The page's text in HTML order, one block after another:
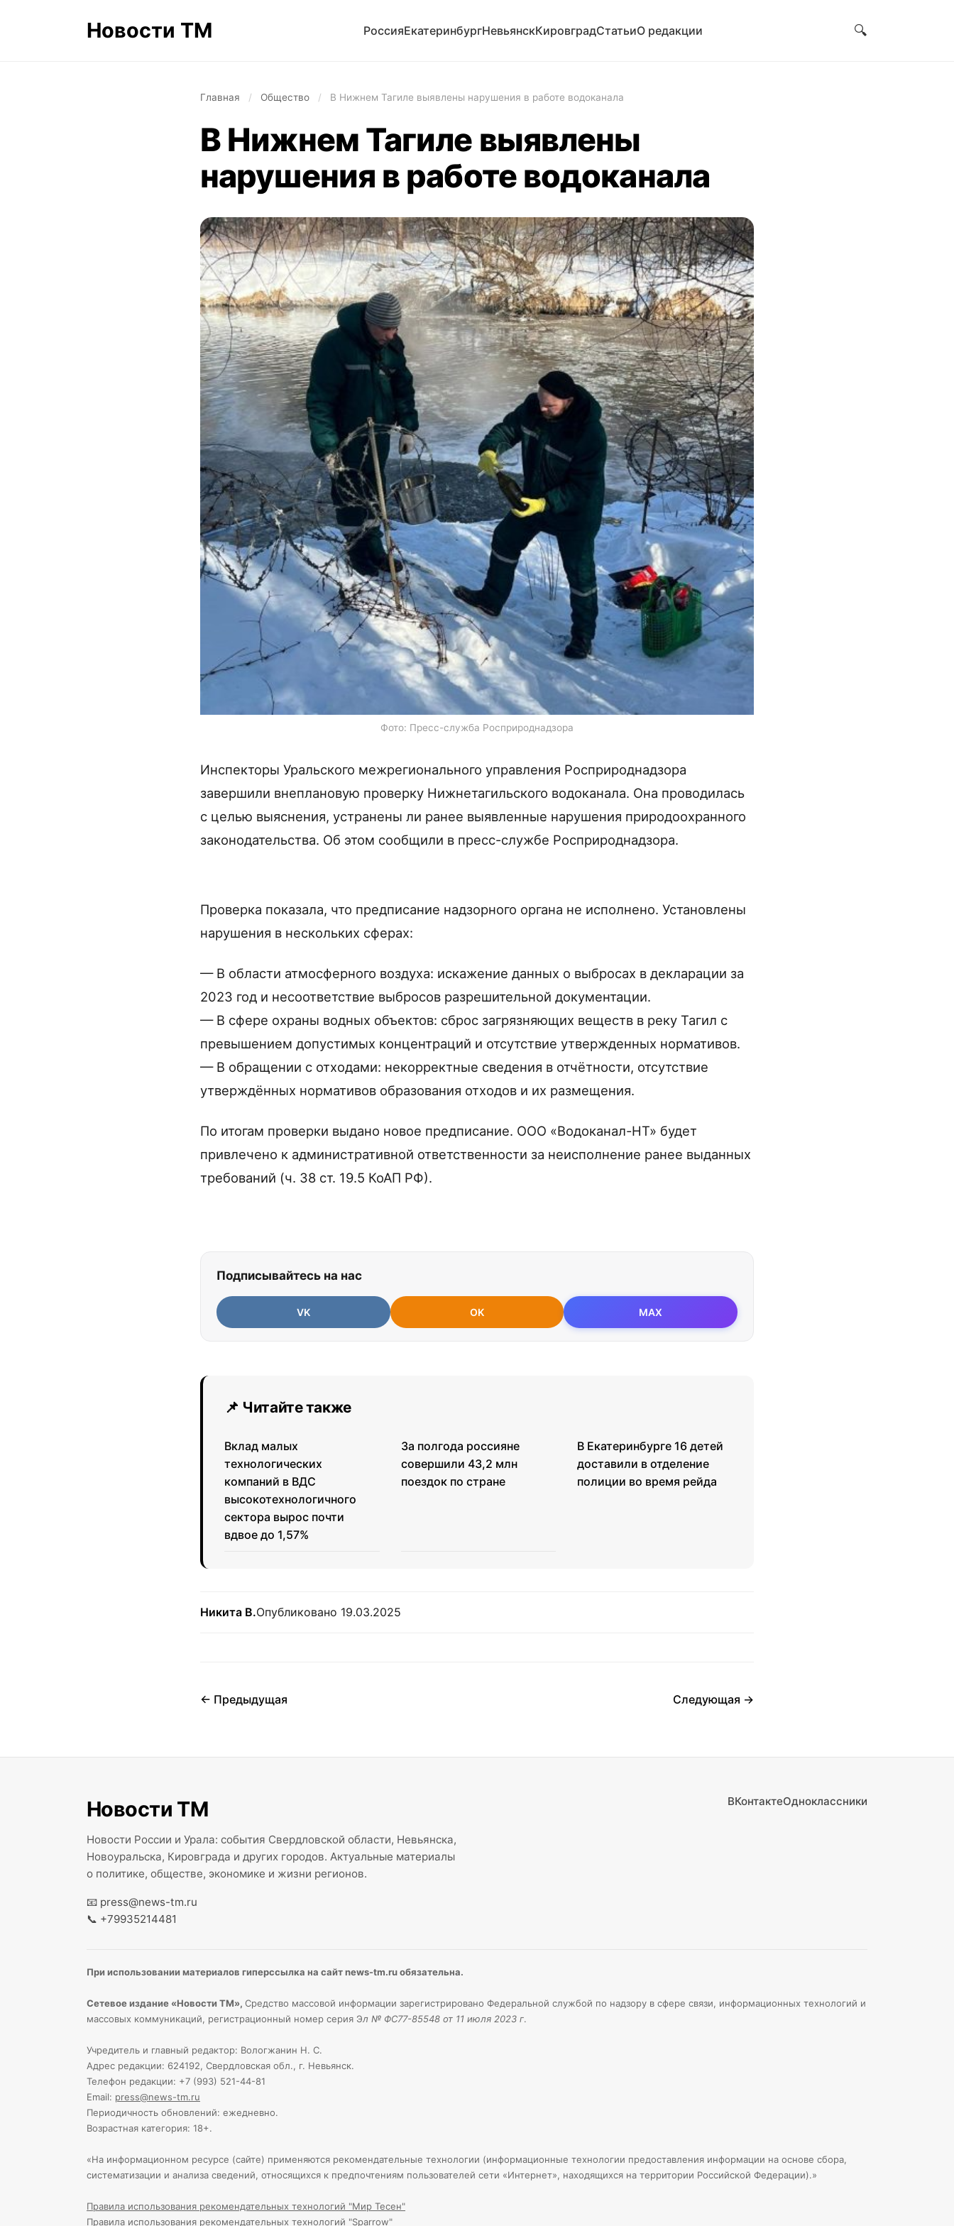
Новости ТМ РоссияЕкатеринбургНевьянскКировградСтатьиО редакции 🔍
Главная / Общество / В Нижнем Тагиле выявлены нарушения в работе водоканала
В Нижнем Тагиле выявлены
нарушения в работе водоканала
Фото: Пресс-служба Росприроднадзора
Инспекторы Уральского межрегионального управления Росприроднадзора
завершили внеплановую проверку Нижнетагильского водоканала. Она проводилась
с целью выяснения, устранены ли ранее выявленные нарушения природоохранного
законодательства. Об этом сообщили в пресс-службе Росприроднадзора.
Проверка показала, что предписание надзорного органа не исполнено. Установлены
нарушения в нескольких сферах:
— В области атмосферного воздуха: искажение данных о выбросах в декларации за
2023 год и несоответствие выбросов разрешительной документации.
— В сфере охраны водных объектов: сброс загрязняющих веществ в реку Тагил с
превышением допустимых концентраций и отсутствие утвержденных нормативов.
— В обращении с отходами: некорректные сведения в отчётности, отсутствие
утверждённых нормативов образования отходов и их размещения.
По итогам проверки выдано новое предписание. ООО «Водоканал-НТ» будет
привлечено к административной ответственности за неисполнение ранее выданных
требований (ч. 38 ст. 19.5 КоАП РФ).
Подписывайтесь на нас
VK OK MAX
📌 Читайте также
Вклад малых
технологических
компаний в ВДС
высокотехнологичного
сектора вырос почти
вдвое до 1,57%
За полгода россияне
совершили 43,2 млн
поездок по стране
В Екатеринбурге 16 детей
доставили в отделение
полиции во время рейда
Никита В.Опубликовано 19.03.2025
← Предыдущая Следующая →
Новости ТМ
Новости России и Урала: события Свердловской области, Невьянска,
Новоуральска, Кировграда и других городов. Актуальные материалы
о политике, обществе, экономике и жизни регионов.
📧 press@news-tm.ru
📞 +79935214481
ВКонтактеОдноклассники
При использовании материалов гиперссылка на сайт news-tm.ru обязательна.
Сетевое издание «Новости ТМ», Средство массовой информации зарегистрировано Федеральной службой по надзору в сфере связи, информационных технологий и
массовых коммуникаций, регистрационный номер серия Эл № ФС77-85548 от 11 июля 2023 г.
Учредитель и главный редактор: Вологжанин Н. С.
Адрес редакции: 624192, Свердловская обл., г. Невьянск.
Телефон редакции: +7 (993) 521-44-81
Email: press@news-tm.ru
Периодичность обновлений: ежедневно.
Возрастная категория: 18+.
«На информационном ресурсе (сайте) применяются рекомендательные технологии (информационные технологии предоставления информации на основе сбора,
систематизации и анализа сведений, относящихся к предпочтениям пользователей сети «Интернет», находящихся на территории Российской Федерации).»
Правила использования рекомендательных технологий "Мир Тесен"
Правила использования рекомендательных технологий "Sparrow"